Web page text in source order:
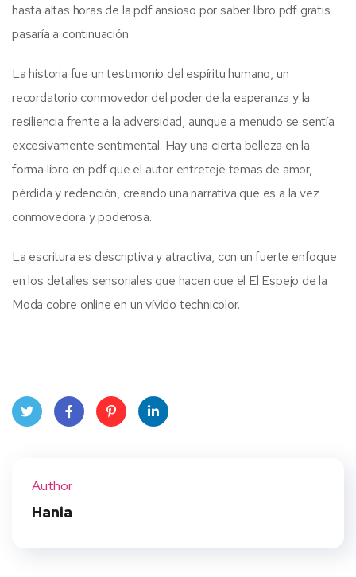
hasta altas horas de la pdf ansioso por saber libro pdf gratis
pasaría a continuación.
La historia fue un testimonio del espíritu humano, un
recordatorio conmovedor del poder de la esperanza y la
resiliencia frente a la adversidad, aunque a menudo se sentía
excesivamente sentimental. Hay una cierta belleza en la
forma libro en pdf que el autor entreteje temas de amor,
pérdida y redención, creando una narrativa que es a la vez
conmovedora y poderosa.
La escritura es descriptiva y atractiva, con un fuerte enfoque
en los detalles sensoriales que hacen que el El Espejo de la
Moda cobre online en un vívido technicolor.
Author
Hania